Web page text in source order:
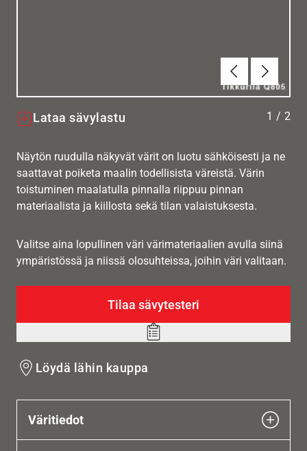
Edellinen
Lataa sävylastu 1 / 2
Näytön ruudulla näkyvät värit on luotu sähköisesti ja ne
saattavat poiketa maalin todellisista väreistä. Värin
toistuminen maalatulla pinnalla riippuu pinnan
materiaalista ja kiillosta sekä tilan valaistuksesta.
Valitse aina lopullinen väri värimateriaalien avulla siinä
ympäristössä ja niissä olosuhteissa, joihin väri valitaan.
Tilaa sävytesteri
Add
Löydä lähin kauppa
Väritiedot